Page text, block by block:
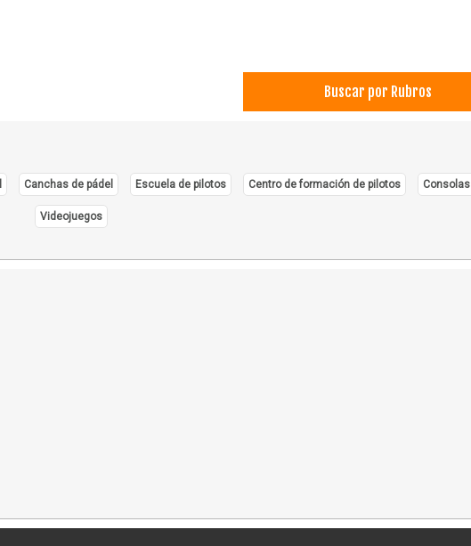
Buscar por Rubros
Canchas de pádel Escuela de pilotos Centro de formación de pilotos Consolas
Videojuegos